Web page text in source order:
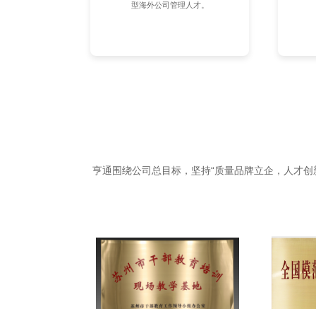
型海外公司管理人才。
亨通围绕公司总目标，坚持“质量品牌立企，人才